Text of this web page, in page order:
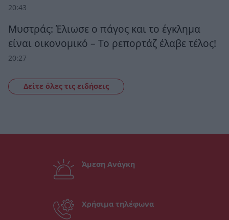
20:43
Μυστράς: Έλιωσε ο πάγος και το έγκλημα
είναι οικονομικό – Το ρεπορτάζ έλαβε τέλος!
20:27
Δείτε όλες τις ειδήσεις
Άμεση Ανάγκη
Χρήσιμα τηλέφωνα